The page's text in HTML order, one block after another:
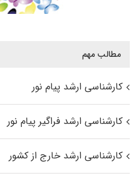
مطالب مهم
کارشناسی ارشد پیام نور
کارشناسی ارشد فراگیر پیام نور
کارشناسی ارشد خارج از کشور